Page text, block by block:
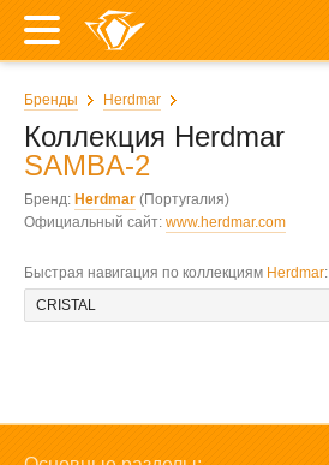
Бренды Herdmar
Коллекция Herdmar
SAMBA-2
Бренд: Herdmar (Португалия)
Официальный сайт: www.herdmar.com
Быстрая навигация по коллекциям Herdmar: